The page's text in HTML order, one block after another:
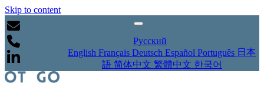
Skip to content
Русский
English Français Deutsch Español Português 日本
語 简体中文 繁體中文 한국어